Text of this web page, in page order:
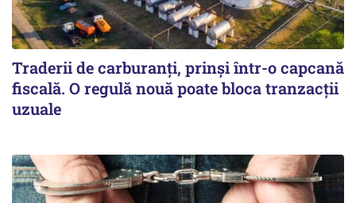
Traderii de carburanți, prinși într-o capcană
fiscală. O regulă nouă poate bloca tranzacții
uzuale